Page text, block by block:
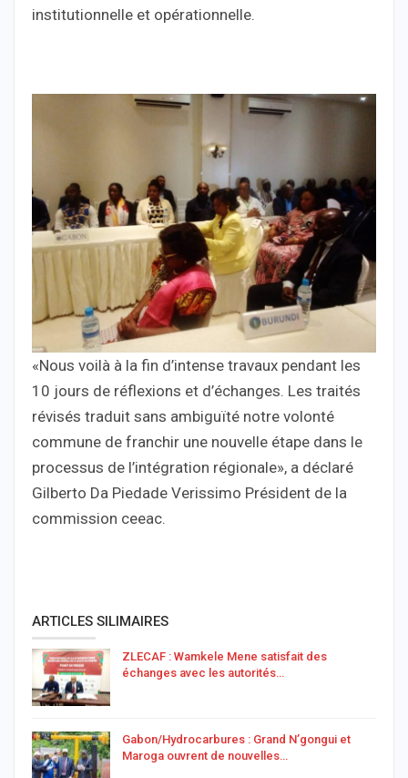
institutionnelle et opérationnelle.
«Nous voilà à la fin d’intense travaux pendant les
10 jours de réflexions et d’échanges. Les traités
révisés traduit sans ambiguïté notre volonté
commune de franchir une nouvelle étape dans le
processus de l’intégration régionale», a déclaré
Gilberto Da Piedade Verissimo Président de la
commission ceeac.
ARTICLES SILIMAIRES
ZLECAF : Wamkele Mene satisfait des
échanges avec les autorités…
Gabon/Hydrocarbures : Grand N’gongui et
Maroga ouvrent de nouvelles…